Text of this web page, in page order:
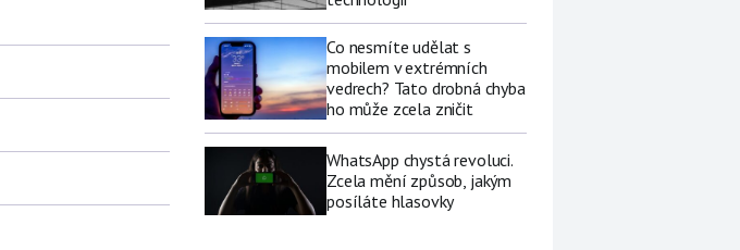
Co nesmíte udělat s
mobilem v extrémních
vedrech? Tato drobná chyba
ho může zcela zničit
WhatsApp chystá revoluci.
Zcela mění způsob, jakým
posíláte hlasovky